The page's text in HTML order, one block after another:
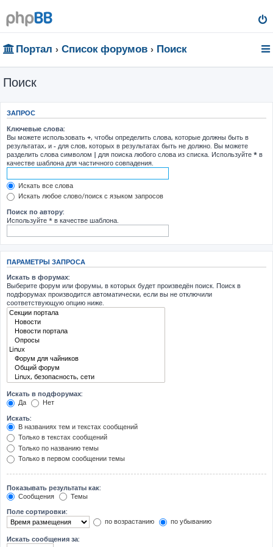
Портал Список форумов Поиск
Поиск
ЗАПРОС
Ключевые слова:
Вы можете использовать +, чтобы определить слова, которые должны быть в
результатах, и - для слов, которых в результатах быть не должно. Вы можете
разделить слова символом | для поиска любого слова из списка. Используйте * в
качестве шаблона для частичного совпадения.
Искать все слова
Искать любое слово/поиск с языком запросов
Поиск по автору:
Используйте * в качестве шаблона.
ПАРАМЕТРЫ ЗАПРОСА
Искать в форумах:
Выберите форум или форумы, в которых будет произведён поиск. Поиск в
подфорумах производится автоматически, если вы не отключили
соответствующую опцию ниже.
Искать в подфорумах:
Да
Нет
Искать:
В названиях тем и текстах сообщений
Только в текстах сообщений
Только по названию темы
Только в первом сообщении темы
Показывать результаты как:
Сообщения
Темы
Поле сортировки:
по возрастанию
по убыванию
Искать сообщения за: